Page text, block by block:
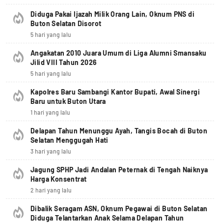
Diduga Pakai Ijazah Milik Orang Lain, Oknum PNS di
Buton Selatan Disorot
5 hari yang lalu
Angakatan 2010 Juara Umum di Liga Alumni Smansaku
Jilid VIII Tahun 2026
5 hari yang lalu
Kapolres Baru Sambangi Kantor Bupati, Awal Sinergi
Baru untuk Buton Utara
1 hari yang lalu
Delapan Tahun Menunggu Ayah, Tangis Bocah di Buton
Selatan Menggugah Hati
3 hari yang lalu
Jagung SPHP Jadi Andalan Peternak di Tengah Naiknya
Harga Konsentrat
2 hari yang lalu
Dibalik Seragam ASN, Oknum Pegawai di Buton Selatan
Diduga Telantarkan Anak Selama Delapan Tahun